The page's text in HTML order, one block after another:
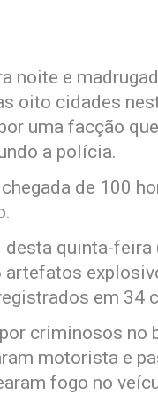
noite e
oito cidades
uma facção
a polícia.
de 100
quinta-
artefatos
em 34
criminosos no
motorista e
fogo no